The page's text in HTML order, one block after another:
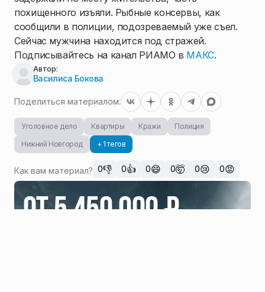
похищенного изъяли. Рыбные консервы, как
сообщили в полиции, подозреваемый уже съел.
Сейчас мужчина находится под стражей.
Подписывайтесь на канал РИАМО в МАКС.
Автор:
Василиса Бокова
Поделиться материалом:
Уголовное дело Квартиры Кражи
Полиция
Нижний Новгород
+ 1 тегов
Как вам материал? 0👎 0👍 0😄 0🤯 0😢 0😡